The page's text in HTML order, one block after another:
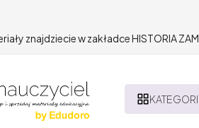
znajdziecie w zakładce HISTORIA